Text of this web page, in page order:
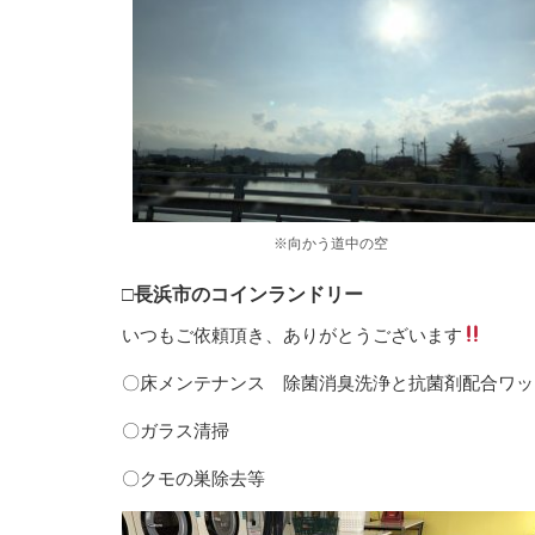
※向かう道中の空
□長浜市のコインランドリー
いつもご依頼頂き、ありがとうございます
〇床メンテナンス 除菌消臭洗浄と抗菌剤配合ワ
〇ガラス清掃
〇クモの巣除去等